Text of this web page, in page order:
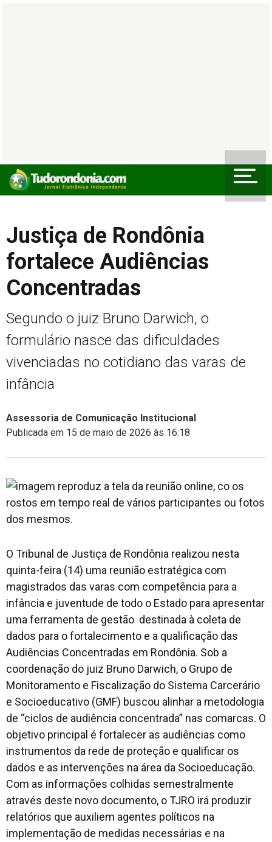
Justiça de Rondônia
fortalece Audiências
Concentradas
Segundo o juiz Bruno Darwich, o
formulário nasce das dificuldades
vivenciadas no cotidiano das varas de
infância
Assessoria de Comunicação Institucional
Publicada em 15 de maio de 2026 às 16:18
O Tribunal de Justiça de Rondônia realizou nesta
quinta-feira (14) uma reunião estratégica com
magistrados das varas com competência para a
infância e juventude de todo o Estado para apresentar
uma ferramenta de gestão destinada à coleta de
dados para o fortalecimento e a qualificação das
Audiências Concentradas em Rondônia. Sob a
coordenação do juiz Bruno Darwich, o Grupo de
Monitoramento e Fiscalização do Sistema Carcerário
e Socioeducativo (GMF) buscou alinhar a metodologia
de “ciclos de audiência concentrada” nas comarcas. O
objetivo principal é fortalecer as audiências como
instrumentos da rede de proteção e qualificar os
dados e as intervenções na área da Socioeducação.
Com as informações colhidas semestralmente
através deste novo documento, o TJRO irá produzir
relatórios que auxiliem agentes políticos na
implementação de medidas necessárias e na